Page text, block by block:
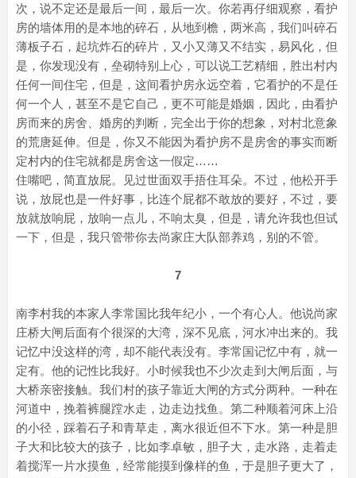
次，说不定还是最后一间，最后一次。你若再仔细观察，看护
房的墙体用的是本地的碎石，从地到檐，两米高，我们叫碎石
薄板子石，起坑炸石的碎片，又小又薄又不结实，易风化，但
是，你发现没有，垒砌特别上心，可以说工艺精细，胜出村内
任何一间住宅，但是，这间看护房永远空着，它看护的不是任
何一个人，甚至不是它自己，更不可能是婚姻，因此，由看护
房而来的房舍、婚房的判断，完全出于你的想象，对村北意象
的荒唐延伸。但是，你又不能因为看护房不是房舍的事实而断
定村内的住宅就都是房舍这一假定……
住嘴吧，简直放屁。见过世面双手捂住耳朵。不过，他松开手
说，放屁也是一件好事，比连个屁都不敢放的要好，不过，要
放就放响屁，放响一点儿，不响太臭，但是，请允许我也但试
一下，但是，我只管带你去尚家庄大队部养鸡，别的不管。
7
南李村我的本家人李常国比我年纪小，一个有心人。他说尚家
庄桥大闸后面有个很深的大湾，深不见底，河水冲出来的。我
记忆中没这样的湾，却不能代表没有。李常国记忆中有，就一
定有。他的记性比我好。小时候我也不少次走到大闸后面，与
大桥亲密接触。我们村的孩子靠近大闸的方式分两种。一种在
河道中，挽着裤腿蹚水走，边走边找鱼。第二种顺着河床上沿
的小径，踩着石子和青草走，离水很近但不下水。第一种是胆
子大和比较大的孩子，比如李卓敏，胆子大，走水路，走着走
着搅浑一片水摸鱼，经常能摸到像样的鱼，于是胆子更大了，